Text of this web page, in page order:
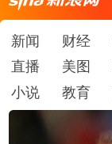
新闻 财经
直播
美图
小说
教育